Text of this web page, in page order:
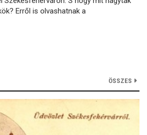
Erről is olvashatnak a
ÖSSZES